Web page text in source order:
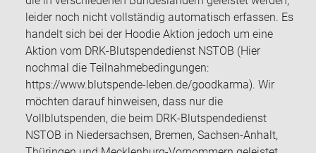
leider noch nicht vollständig automatisch erfassen. Es
handelt sich bei der Hoodie Aktion jedoch um eine
Aktion vom DRK-Blutspendedienst NSTOB (Hier
nochmal die Teilnahmebedingungen:
https://www.blutspende-leben.de/goodkarma). Wir
möchten darauf hinweisen, dass nur die
Vollblutspenden, die beim DRK-Blutspendedienst
NSTOB in Niedersachsen, Bremen, Sachsen-Anhalt,